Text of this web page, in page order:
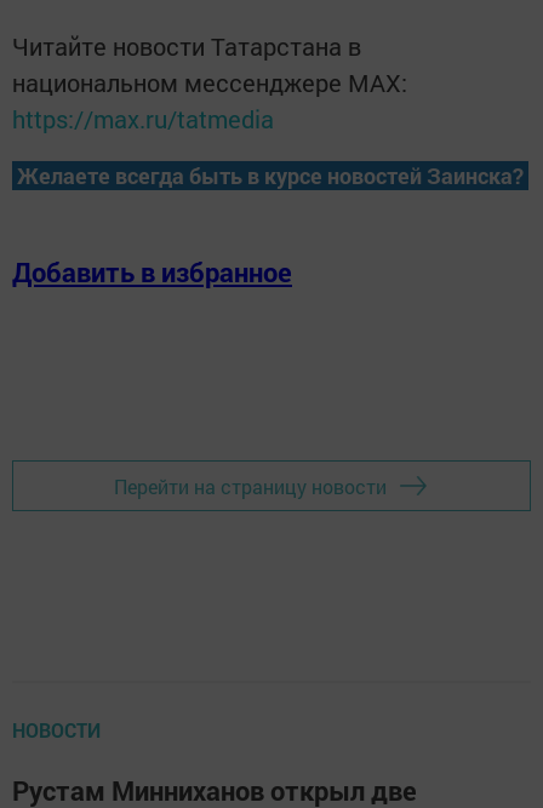
Читайте новости Татарстана в
национальном мессенджере MАХ:
https://max.ru/tatmedia
Желаете всегда быть в курсе новостей Заинска?
Добавить в избранное
Перейти на страницу новости
НОВОСТИ
Рустам Минниханов открыл две